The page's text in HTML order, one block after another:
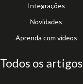
Integrações
Novidades
Aprenda com vídeos
Todos os artigos